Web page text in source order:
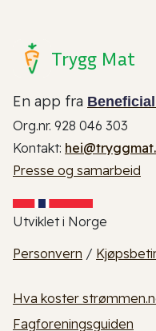
Trygg Mat
En app fra
Org.nr. 928 046 303
Kontakt:
Presse og samarbeid
Utviklet i Norge
Personvern /
Hva koster
Fagforeningsguiden